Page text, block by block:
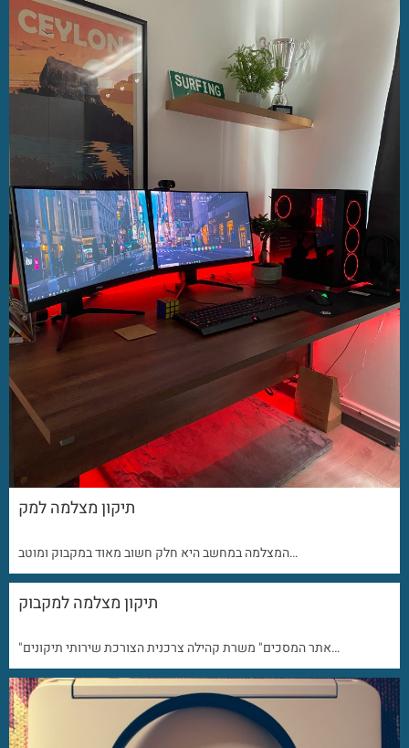
תיקון מצלמה למק
המצלמה במחשב היא חלק חשוב מאוד במקבוק ומוטב…
תיקון מצלמה למקבוק
"אתר המסכים" משרת קהילה צרכנית הצורכת שירותי תיקונים…